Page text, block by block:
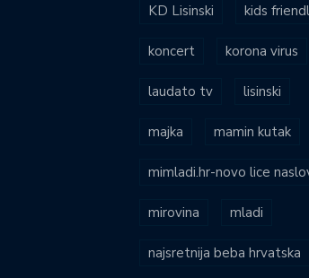
KD Lisinski kids
koncert korona virus
laudato tv lisinski
majka mamin kutak
mimladi.hr-novo lice
mirovina mladi
najsretnija beba hrvatska